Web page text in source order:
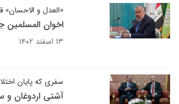
«العدل و
اخوان المسلمین
۱۳ اسفند ۱۴۰۲
سفری که پایان
آشتی اردوغان و